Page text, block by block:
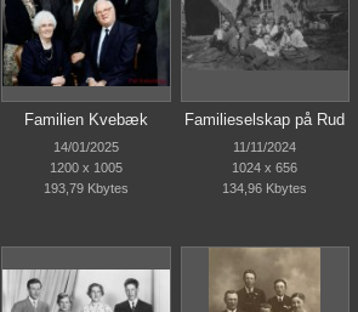
Familien Kvebæk
14/01/2025
1200 x 1005
193,79 Kbytes
Familieselskap på Rud
11/11/2024
1024 x 656
134,96 Kbytes